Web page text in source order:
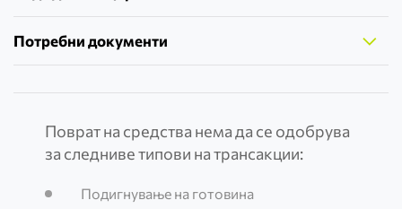
Потребни документи
Поврат на средства нема да се одобрува
за следниве типови на трансакции:
Подигнување на готовина